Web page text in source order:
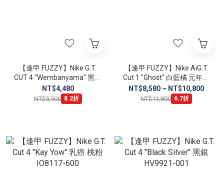
【逢甲 FUZZY】Nike G.T.
CUT 4 "Wembanyama" 黑金
紅 獵豹 IU1961-001
NT$4,480
NT$5,500 8.2折
【逢甲 FUZZY】Nike AiG.T.
Cut 1 "Ghost" 白藍橘 元年配
色 DX4112-114
NT$8,580 ~ NT$10,800
NT$13,800 6.7折